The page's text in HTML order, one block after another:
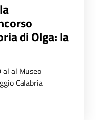
di Olga: la
al Museo
Calabria